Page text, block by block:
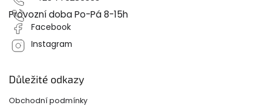
Provozní doba Po-Pá 8-15h
Facebook
Instagram
Důležité odkazy
Obchodní podmínky